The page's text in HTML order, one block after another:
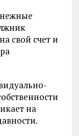
свой счет и
на